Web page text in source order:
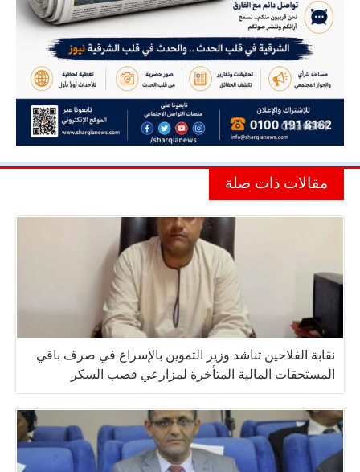
مقالات ذات صلة
نقابة الفلاحين تناشد وزير التموين بالإسراع في صرف باقي
المستحقات المالية المتأخرة لمزارعي قصب السكر